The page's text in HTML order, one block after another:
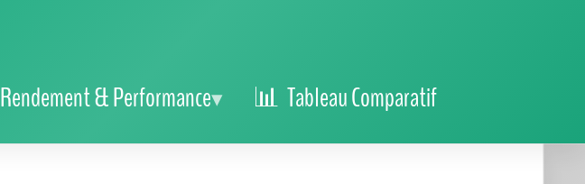
Rendement & Performance Tableau Comparatif